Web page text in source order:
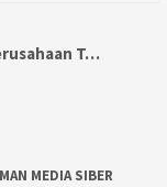
T…
MEDIA SIBER